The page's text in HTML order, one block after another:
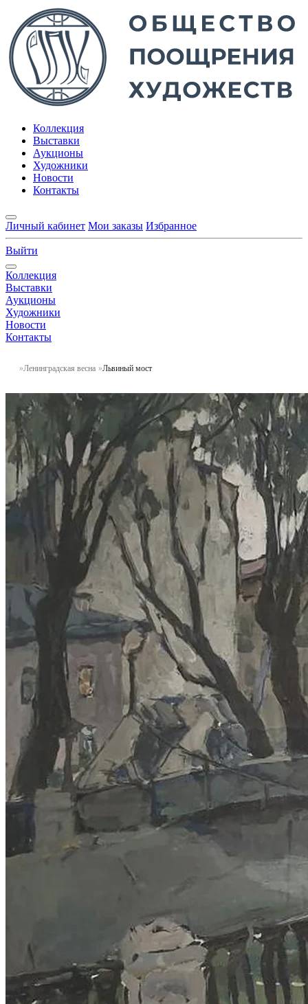
Коллекция
Выставки
Аукционы
Художники
Новости
Контакты
Личный кабинет Мои заказы Избранное
Выйти
Коллекция
Выставки
Аукционы
Художники
Новости
Контакты
Ленинградская весна Львиный мост